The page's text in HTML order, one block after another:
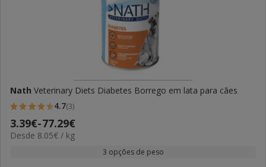
Nath Veterinary Diets Diabetes Borrego em lata para cães
4.7
estrelas
com
4.7(3)
Preço
de
3.39€-77.29€
8.05€
Desde 8.05€ / kg
3 opções de peso